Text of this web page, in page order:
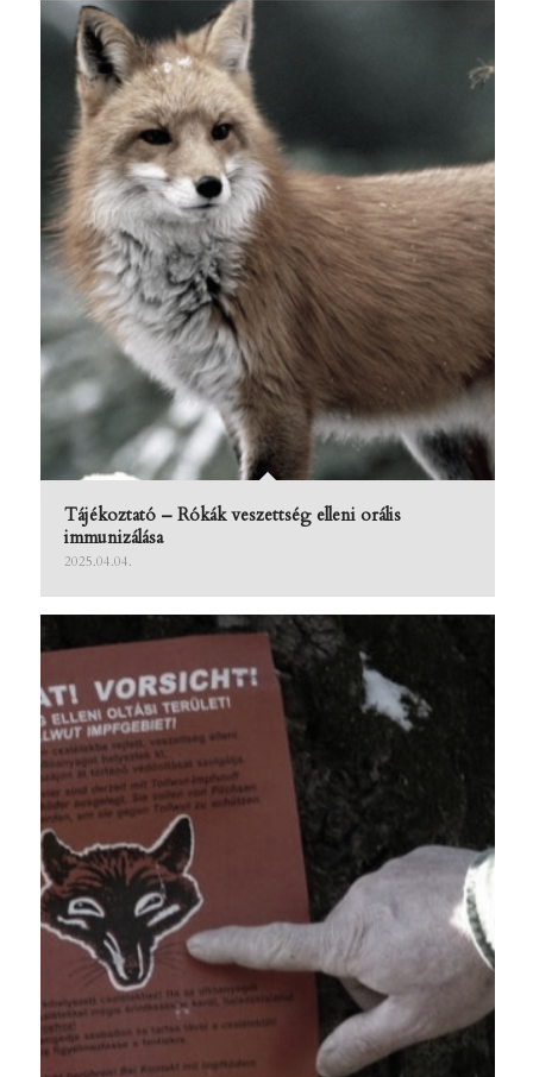
Tájékoztató – Rókák veszettség elleni orális
immunizálása
2025.04.04.